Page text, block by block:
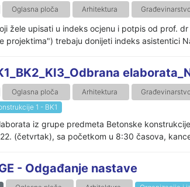
Oglasna ploča Arhitektura
žele upisati u indeks ocjenu i potpis od prof.
projektima") trebaju donijeti indeks asistentici
Oglasna ploča Arhitektura
1 - BK1
iz grupe predmeta Betonske
(četvrtak), sa početkom u 8:30 časova,
- Odgađanje nastave